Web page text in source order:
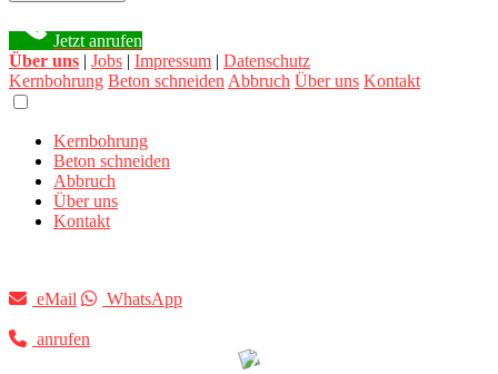
Jetzt anrufen
Über uns | Jobs | Impressum | Datenschutz
Kernbohrung Beton schneiden Abbruch Über uns Kontakt
Kernbohrung
Beton schneiden
Abbruch
Über uns
Kontakt
eMail WhatsApp
anrufen